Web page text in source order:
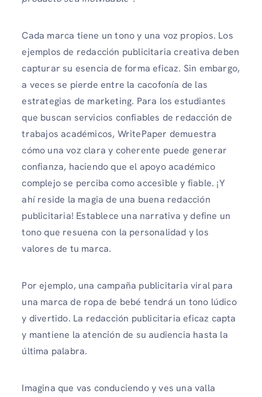
Cada marca tiene un tono y una voz propios. Los
ejemplos de redacción publicitaria creativa deben
capturar su esencia de forma eficaz. Sin embargo,
a veces se pierde entre la cacofonía de las
estrategias de marketing. Para los estudiantes
que buscan servicios confiables de redacción de
trabajos académicos, WritePaper demuestra
cómo una voz clara y coherente puede generar
confianza, haciendo que el apoyo académico
complejo se perciba como accesible y fiable. ¡Y
ahí reside la magia de una buena redacción
publicitaria! Establece una narrativa y define un
tono que resuena con la personalidad y los
valores de tu marca.
Por ejemplo, una campaña publicitaria viral para
una marca de ropa de bebé tendrá un tono lúdico
y divertido. La redacción publicitaria eficaz capta
y mantiene la atención de su audiencia hasta la
última palabra.
Imagina que vas conduciendo y ves una valla